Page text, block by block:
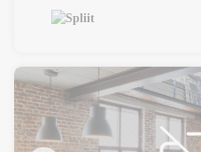
ces locaux atypiques sous
très bon état, avec un